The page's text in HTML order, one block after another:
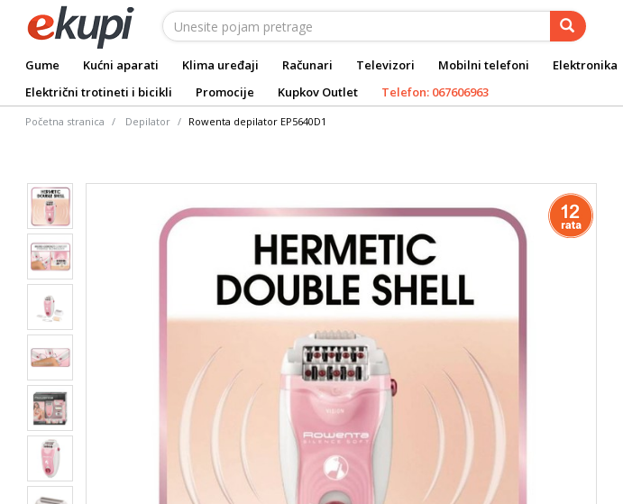
Gume Kućni aparati Klima uređaji Računari Televizori Mobilni telefoni Elektronika
Električni trotineti i bicikli
Promocije Kupkov Outlet Telefon: 067606963
Početna stranica Depilator Rowenta depilator EP5640D1